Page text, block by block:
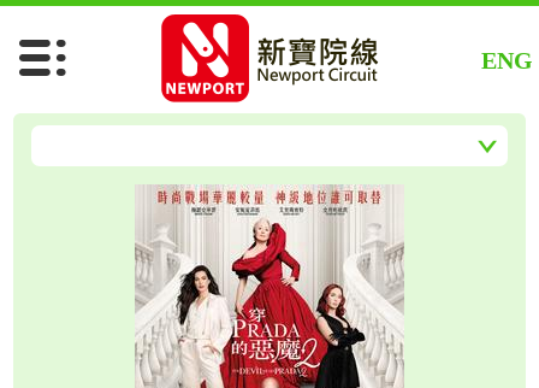
ENG
蜘蛛俠：英雄重生
劇場版CHIIKAWA(粵語)
劇場版CHIIKAWA(日語)